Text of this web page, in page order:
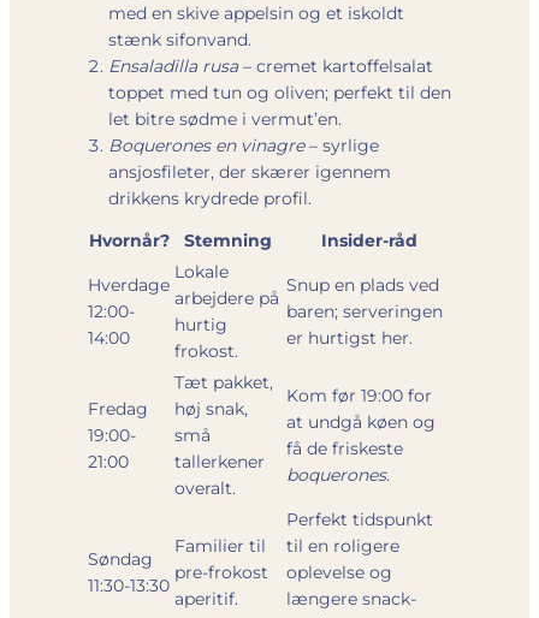
med en skive appelsin og et iskoldt
stænk sifonvand.
Ensaladilla rusa– cremet kartoffelsalat
toppet med tun og oliven; perfekt til den
let bitre sødme i vermut’en.
Boquerones en vinagre– syrlige
ansjosfileter, der skærer igennem
drikkens krydrede profil.
Hvornår?
Stemning Insider-råd
Hverdage
12:00-
14:00
Lokale
arbejdere på
hurtig
frokost.
Snup en plads ved
baren; serveringen
er hurtigst her.
Fredag
19:00-
21:00
Tæt pakket,
høj snak,
små
tallerkener
overalt.
Kom før 19:00 for
at undgå køen og
få de friskeste
boquerones.
Søndag
11:30-13:30
Familier til
pre-frokost
aperitif.
Perfekt tidspunkt
til en roligere
oplevelse og
længere snack-